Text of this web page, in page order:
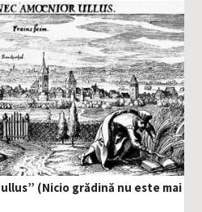
(Nicio grădină nu este mai